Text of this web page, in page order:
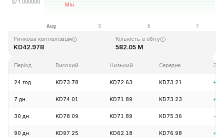
Останнє оновлення: 2026-08-07, 16:33 GMT+0
KD0.500801
Ринкова капіталізація
KD42.97B
Кількість в обігу
582.05 M
Період Високий Низький Середнє
24 год KD73.78 KD72.63 KD73.21
7 дн. KD74.01 KD71.89 KD73.23
30 дн. KD78.09 KD71.89 KD75.36 -
90 дн. KD97.25 KD62.18 KD76.98